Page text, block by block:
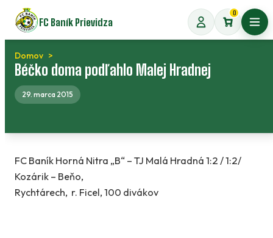
Preskočiť
na
obsah
FC Baník Prievidza
0
Domov
Béčko doma podľahlo Malej Hradnej
29. marca 2015
FC Baník Horná Nitra „B“ – TJ Malá Hradná 1:2 / 1:2/
Kozárik – Beňo,
Rychtárech, r. Ficel, 100 divákov